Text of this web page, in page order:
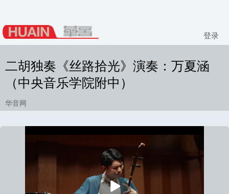
登录
二胡独奏《丝路拾光》演奏：万夏涵
（中央音乐学院附中）
华音网
播
放